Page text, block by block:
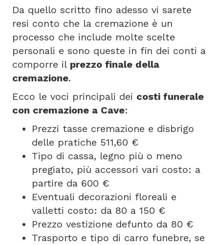
Da quello scritto fino adesso vi sarete
resi conto che la cremazione è un
processo che include molte scelte
personali e sono queste in fin dei conti a
comporre il prezzo finale della
cremazione.
Ecco le voci principali dei costi funerale
con cremazione a Cave:
Prezzi tasse cremazione e disbrigo
delle pratiche 511,60 €
Tipo di cassa, legno più o meno
pregiato, più accessori vari costo: a
partire da 600 €
Eventuali decorazioni floreali e
valletti costo: da 80 a 150 €
Prezzo vestizione defunto da 80 €
Trasporto e tipo di carro funebre, se